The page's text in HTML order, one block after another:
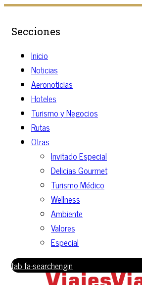
Secciones
Inicio
Noticias
Aeronoticias
Hoteles
Turismo y Negocios
Rutas
Otras
Invitado Especial
Delicias Gourmet
Turismo Médico
Wellness
Ambiente
Valores
Especial
fab fa-searchengin